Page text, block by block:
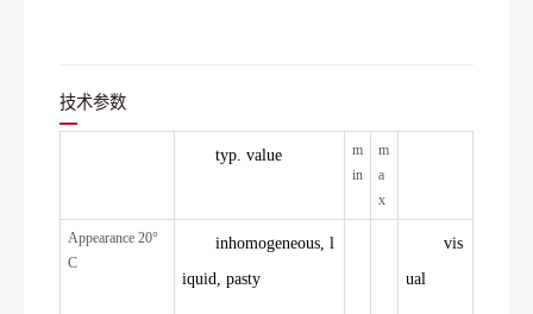
技术参数
typ. value
m
in
m
a
x
Appearance 20°
C
inhomogeneous, l
iquid, pasty
vis
ual